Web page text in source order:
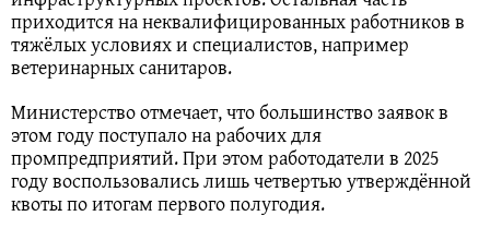
приходится на неквалифицированных работников в
тяжёлых условиях и специалистов, например
ветеринарных санитаров.
Министерство отмечает, что большинство заявок в
этом году поступало на рабочих для
промпредприятий. При этом работодатели в 2025
году воспользовались лишь четвертью утверждённой
квоты по итогам первого полугодия.